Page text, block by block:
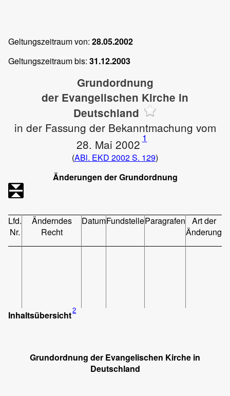
Geltungszeitraum von: 28.05.2002
Geltungszeitraum bis: 31.12.2003
Grundordnung
der Evangelischen Kirche in
Deutschland
in der Fassung der Bekanntmachung vom
28. Mai 2002 1
(ABl. EKD 2002 S. 129)
Änderungen der Grundordnung
Lfd.
Nr.
Änderndes
Recht
DatumFundstelleParagrafen
Art der
Änderung
Inhaltsübersicht2
Grundordnung der Evangelischen Kirche in
Deutschland